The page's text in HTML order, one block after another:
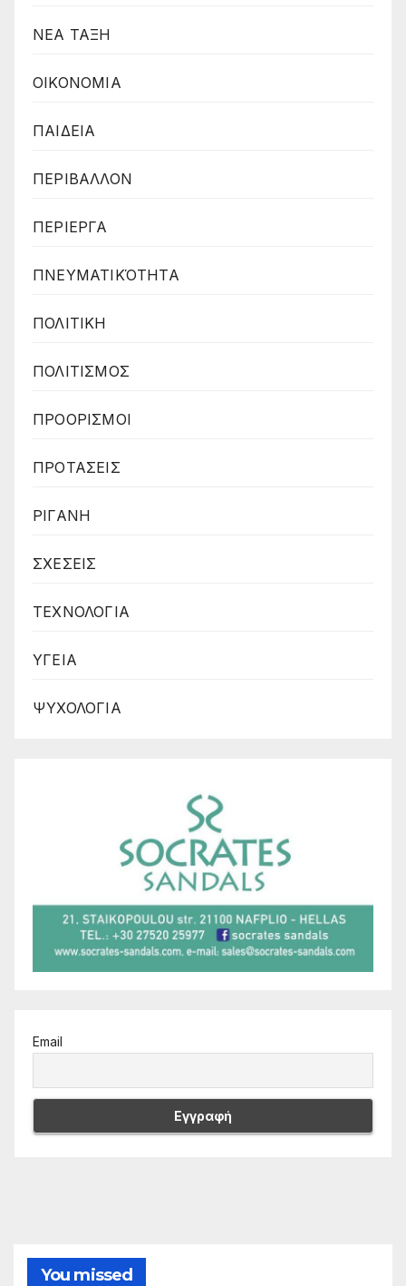
ΝΕΑ ΤΑΞΗ
ΟΙΚΟΝΟΜΙΑ
ΠΑΙΔΕΙΑ
ΠΕΡΙΒΑΛΛΟΝ
ΠΕΡΙΕΡΓΑ
ΠΝΕΥΜΑΤΙΚΌΤΗΤΑ
ΠΟΛΙΤΙΚΗ
ΠΟΛΙΤΙΣΜΟΣ
ΠΡΟΟΡΙΣΜΟΙ
ΠΡΟΤΑΣΕΙΣ
ΡΙΓΑΝΗ
ΣΧΕΣΕΙΣ
ΤΕΧΝΟΛΟΓΙΑ
ΥΓΕΙΑ
ΨΥΧΟΛΟΓΙΑ
Email
You missed